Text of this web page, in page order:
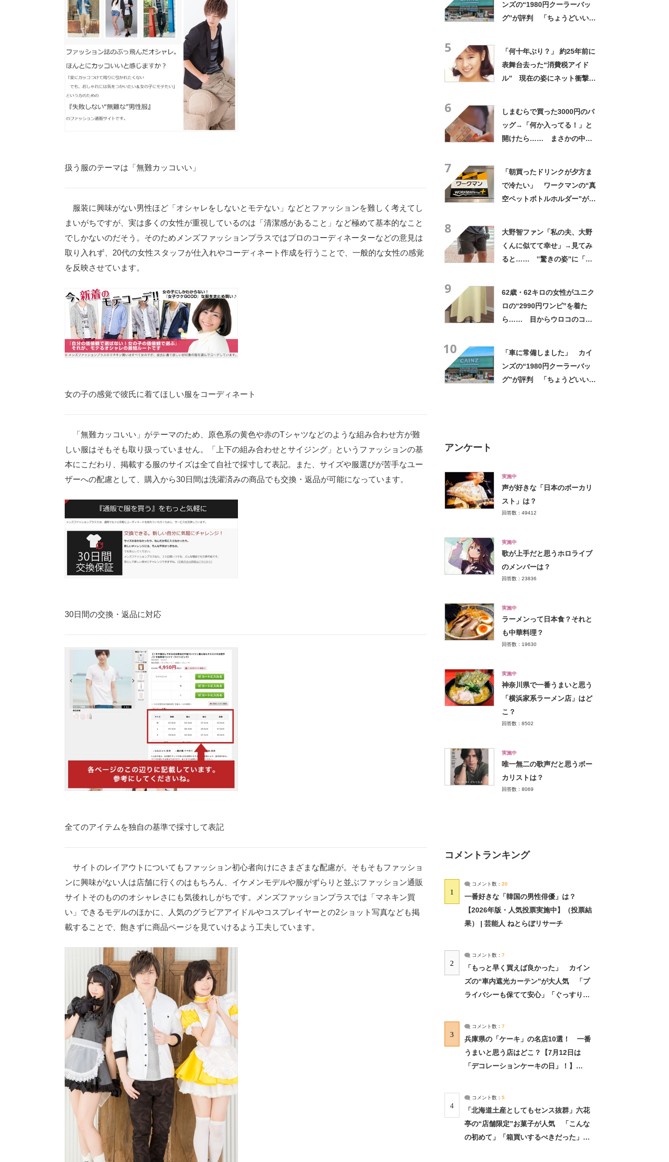
扱う服のテーマは「無難カッコいい」
服装に興味がない男性ほど「オシャレをしないとモテない」などとファッションを難しく考えてし
まいがちですが、実は多くの女性が重視しているのは「清潔感があること」など極めて基本的なこと
でしかないのだそう。そのためメンズファッションプラスではプロのコーディネーターなどの意見は
取り入れず、20代の女性スタッフが仕入れやコーディネート作成を行うことで、一般的な女性の感覚
を反映させています。
女の子の感覚で彼氏に着てほしい服をコーディネート
「無難カッコいい」がテーマのため、原色系の黄色や赤のTシャツなどのような組み合わせ方が難
しい服はそもそも取り扱っていません。「上下の組み合わせとサイジング」というファッションの基
本にこだわり、掲載する服のサイズは全て自社で採寸して表記。また、サイズや服選びが苦手なユー
ザーへの配慮として、購入から30日間は洗濯済みの商品でも交換・返品が可能になっています。
30日間の交換・返品に対応
全てのアイテムを独自の基準で採寸して表記
サイトのレイアウトについてもファッション初心者向けにさまざまな配慮が。そもそもファッショ
ンに興味がない人は店舗に行くのはもちろん、イケメンモデルや服がずらりと並ぶファッション通販
サイトそのもののオシャレさにも気後れしがちです。メンズファッションプラスでは「マネキン買
い」できるモデルのほかに、人気のグラビアアイドルやコスプレイヤーとの2ショット写真なども掲
載することで、飽きずに商品ページを見ていけるよう工夫しています。
ンズの“1980円クーラーバッ
グ”が評判 「ちょうどいい大
5
「何十年ぶり？」 約25年前に
表舞台去った“消費税アイド
ル” 現在の姿にネット衝撃
6
しまむらで買った3000円のバ
ッグ→「何か入ってる！」と
開けたら…… まさかの中身
7
「朝買ったドリンクが夕方ま
で冷たい」 ワークマンの“真
空ペットボトルホルダー”が大
8
大野智ファン「私の夫、大野
くんに似てて幸せ」→見てみ
ると…… ‟驚きの姿”に「最
9
62歳・62キロの女性がユニク
ロの“2990円ワンピ”を着た
ら…… 目からウロコのコー
10
「車に常備しました」 カイ
ンズの“1980円クーラーバッ
グ”が評判 「ちょうどいい大
アンケート
実施中
声が好きな「日本のボーカリ
スト」は？
回答数：49412
実施中
歌が上手だと思うホロライブ
のメンバーは？
回答数：23836
実施中
ラーメンって日本食？それと
も中華料理？
回答数：19630
実施中
神奈川県で一番うまいと思う
「横浜家系ラーメン店」はど
こ？
回答数：8502
実施中
唯一無二の歌声だと思うボー
カリストは？
回答数：8069
コメントランキング
1
コメント数： 20
一番好きな「韓国の男性俳優」は？
【2026年版・人気投票実施中】（投票結
果） | 芸能人 ねとらぼリサーチ
2
コメント数： 7
「もっと早く買えば良かった」 カイン
ズの“車内遮光カーテン”が大人気 「プ
ライバシーも保てて安心」「ぐっすり眠
3
コメント数： 7
兵庫県の「ケーキ」の名店10選！ 一番
うまいと思う店はどこ？【7月12日は
「デコレーションケーキの日」！】
4
コメント数： 5
「北海道土産としてもセンス抜群」六花
亭の“店舗限定”お菓子が人気 「こんな
の初めて」「箱買いするべきだった」